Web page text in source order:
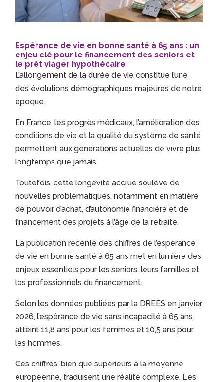
Espérance de vie en bonne santé à 65 ans : un
enjeu clé pour le financement des seniors et
le prêt viager hypothécaire
L’allongement de la durée de vie constitue l’une
des évolutions démographiques majeures de notre
époque.
En France, les progrès médicaux, l’amélioration des
conditions de vie et la qualité du système de santé
permettent aux générations actuelles de vivre plus
longtemps que jamais.
Toutefois, cette longévité accrue soulève de
nouvelles problématiques, notamment en matière
de pouvoir d’achat, d’autonomie financière et de
financement des projets à l’âge de la retraite.
La publication récente des chiffres de l’espérance
de vie en bonne santé à 65 ans met en lumière des
enjeux essentiels pour les seniors, leurs familles et
les professionnels du financement.
Selon les données publiées par la DREES en janvier
2026, l’espérance de vie sans incapacité à 65 ans
atteint 11,8 ans pour les femmes et 10,5 ans pour
les hommes.
Ces chiffres, bien que supérieurs à la moyenne
européenne, traduisent une réalité complexe. Les